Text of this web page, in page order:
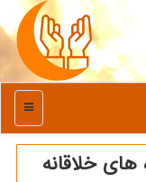
منو
های خلاقانه